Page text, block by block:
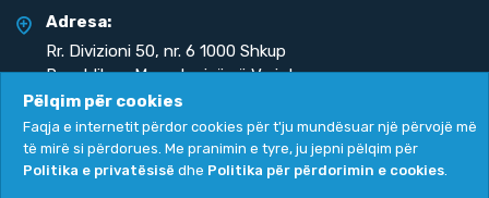
Adresa:
Rr. Divizioni 50, nr. 6 1000 Shkup
Republika e Maqedonisë së Veriut
Politika e privatësisë Politika për përdorimin e cookies
Pëlqim për cookies
Faqja e internetit përdor cookies për t'ju mundësuar një përvojë më
të mirë si përdorues. Me pranimin e tyre, ju jepni pëlqim për
Politika e privatësisë dhe Politika për përdorimin e cookies.